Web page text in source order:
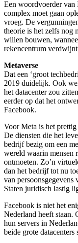
Een woordvoerder van
complex moet gaan
vroeg. De
theorie is het zelfs nog
willen bouwen,
rekencentrum
Metaverse
Dat een ‘groot
2019 duidelijk. Ook
het datacenter zou
eerder op dat het
Facebook.
Voor Meta is het
De diensten die het
bedrijf bezig om een
wereld waarin mensen
ontmoeten. Zo’n
dan het bedrijf tot nu
van persoonsgegevens
Staten juridisch lastig
Facebook is niet het
Nederland heeft staan.
hun servers in
beide grote